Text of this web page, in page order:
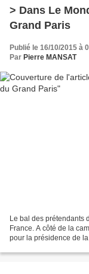
> Dans Le
Grand Paris
Publié le 16/10/2015 à
Par Pierre MANSAT
Le bal des prétendants
France. A côté de la
pour la présidence de